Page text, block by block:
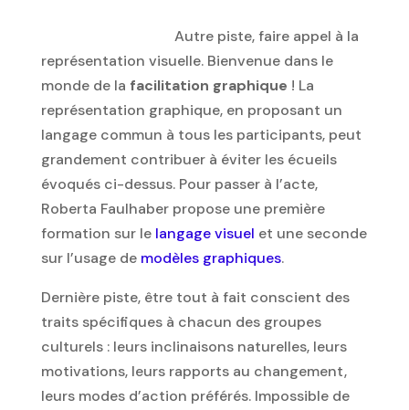
Autre piste, faire appel à la
représentation visuelle. Bienvenue dans le
monde de la facilitation graphique ! La
représentation graphique, en proposant un
langage commun à tous les participants, peut
grandement contribuer à éviter les écueils
évoqués ci-dessus. Pour passer à l’acte,
Roberta Faulhaber propose une première
formation sur le langage visuel et une seconde
sur l’usage de modèles graphiques.
Dernière piste, être tout à fait conscient des
traits spécifiques à chacun des groupes
culturels : leurs inclinaisons naturelles, leurs
motivations, leurs rapports au changement,
leurs modes d’action préférés. Impossible de